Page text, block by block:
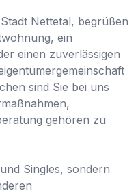
Nettetal, begrüßen
ein
einen zuverlässigen
sind Sie bei uns
gehören zu
Singles, sondern